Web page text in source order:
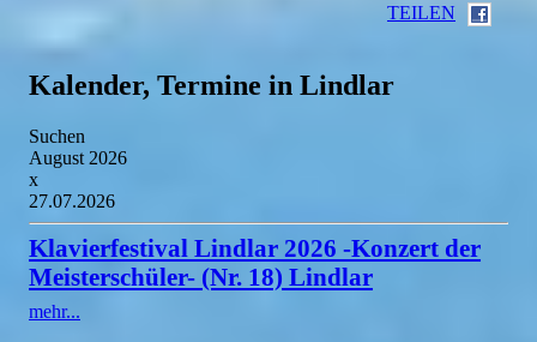
TEILEN
Kalender, Termine in Lindlar
Suchen
August 2026
x
27.07.2026
Klavierfestival Lindlar 2026 -Konzert der
Meisterschüler- (Nr. 18) Lindlar
mehr...